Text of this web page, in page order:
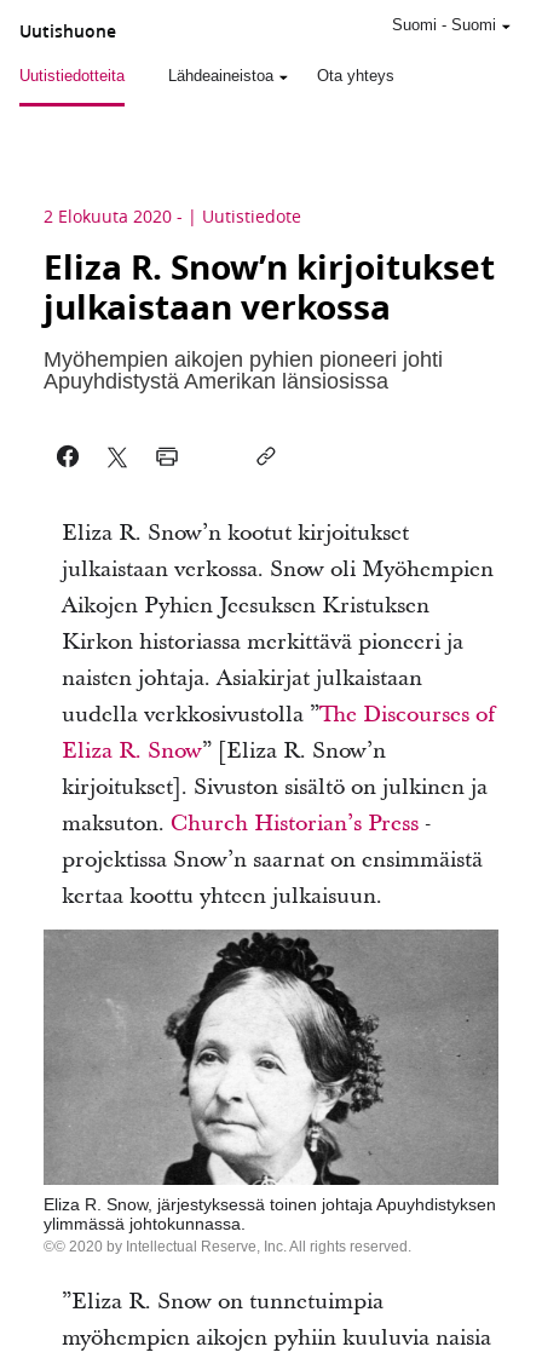
Uutishuone
Uutistiedotteita Lähdeaineistoa Ota yhteys
Suomi - Suomi
2 Elokuuta 2020 - Uutistiedote
Eliza R. Snow’n kirjoitukset
julkaistaan verkossa
Myöhempien aikojen pyhien pioneeri johti
Apuyhdistystä Amerikan länsiosissa
Eliza R. Snow’n kootut kirjoitukset
julkaistaan verkossa. Snow oli Myöhempien
Aikojen Pyhien Jeesuksen Kristuksen
Kirkon historiassa merkittävä pioneeri ja
naisten johtaja. Asiakirjat julkaistaan
uudella verkkosivustolla ”The Discourses of
Eliza R. Snow” [Eliza R. Snow’n
kirjoitukset]. Sivuston sisältö on julkinen ja
maksuton. Church Historian’s Press-
projektissa Snow’n saarnat on ensimmäistä
kertaa koottu yhteen julkaisuun.
Eliza R. Snow, järjestyksessä toinen johtaja Apuyhdistyksen
ylimmässä johtokunnassa.
© 2020 by Intellectual Reserve, Inc. All rights reserved.
”Eliza R. Snow on tunnetuimpia
myöhempien aikojen pyhiin kuuluvia naisia